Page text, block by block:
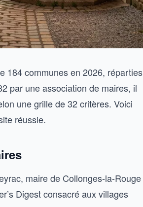
184 communes en 2026, réparties
par une association de maires, il
une grille de 32 critères. Voici
réussie.
maire de Collonges-la-Rouge
Digest consacré aux villages